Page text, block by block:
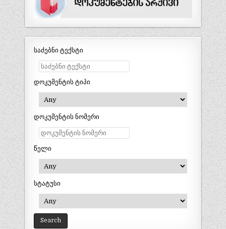
საძებნი ტექსტი
დოკუმენტის ტიპი
დოკუმენტის ნომერი
წელი
სტატუსი